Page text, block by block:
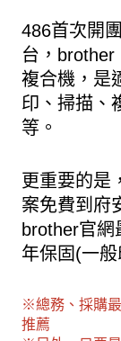
486首次開
台，brother
複合機，是
印、掃描、
等。
更重要的是
案免費到府
brother官
年保固(一
※總務、採購
推薦